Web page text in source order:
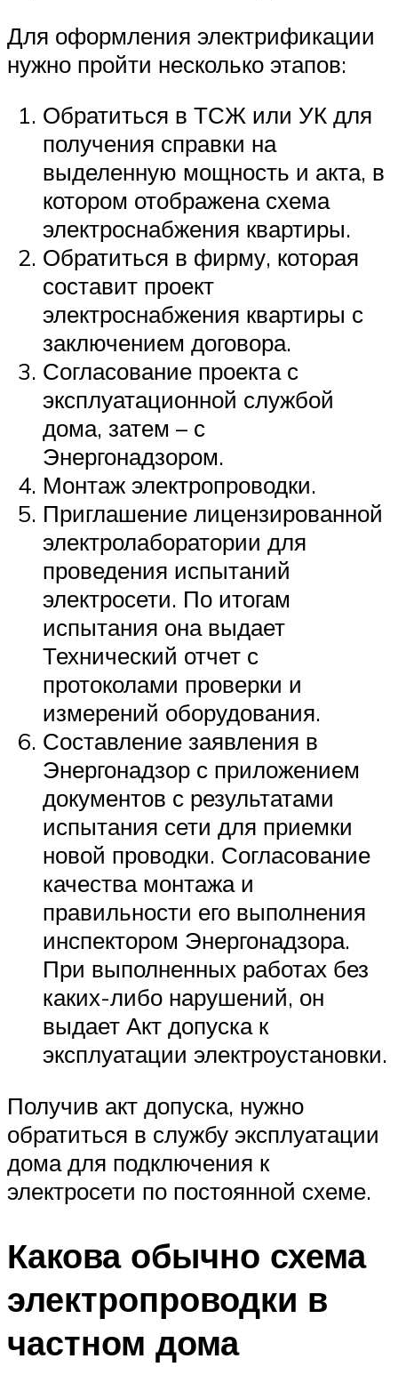
Для оформления электрификации
нужно пройти несколько этапов:
Обратиться в ТСЖ или УК для
получения справки на
выделенную мощность и акта, в
котором отображена схема
электроснабжения квартиры.
Обратиться в фирму, которая
составит проект
электроснабжения квартиры с
заключением договора.
Согласование проекта с
эксплуатационной службой
дома, затем – с
Энергонадзором.
Монтаж электропроводки.
Приглашение лицензированной
электролаборатории для
проведения испытаний
электросети. По итогам
испытания она выдает
Технический отчет с
протоколами проверки и
измерений оборудования.
Составление заявления в
Энергонадзор с приложением
документов с результатами
испытания сети для приемки
новой проводки. Согласование
качества монтажа и
правильности его выполнения
инспектором Энергонадзора.
При выполненных работах без
каких-либо нарушений, он
выдает Акт допуска к
эксплуатации электроустановки.
Получив акт допуска, нужно
обратиться в службу эксплуатации
дома для подключения к
электросети по постоянной схеме.
Какова обычно схема
электропроводки в
частном дома